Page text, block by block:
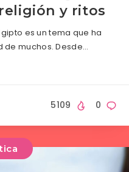
y ritos
es un tema que ha
muchos. Desde…
0
5109